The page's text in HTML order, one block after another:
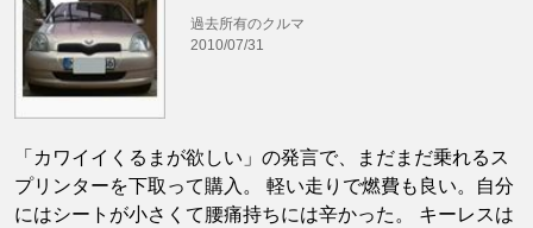
過去所有のクルマ
2010/07/31
「カワイイくるまが欲しい」の発言で、まだまだ乗れるス
プリンターを下取って購入。 軽い走りで燃費も良い。自分
にはシートが小さくて腰痛持ちには辛かった。 キーレスは